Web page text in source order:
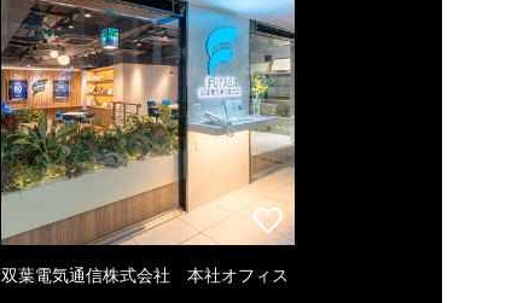
双葉電気通信株式会社 本社オフィス